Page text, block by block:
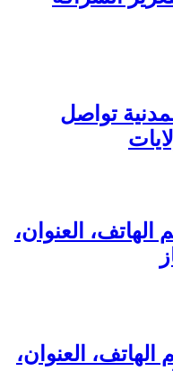
تواصل
سعيدة 2026 : رقم الهاتف، العنوان،
2026 : رقم الهاتف، العنوان،